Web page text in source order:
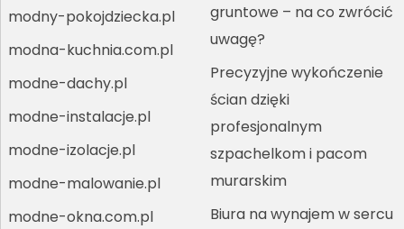
modny-pokojdziecka.pl
modna-kuchnia.com.pl
modne-dachy.pl
modne-instalacje.pl
modne-izolacje.pl
modne-malowanie.pl
modne-okna.com.pl
gruntowe – na co zwrócić
uwagę?
Precyzyjne wykończenie
ścian dzięki
profesjonalnym
szpachelkom i pacom
murarskim
Biura na wynajem w sercu